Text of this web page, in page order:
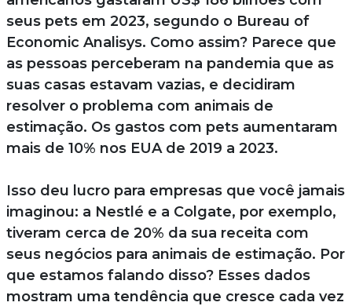
seus pets em 2023, segundo o Bureau of
Economic Analisys. Como assim? Parece que
as pessoas perceberam na pandemia que as
suas casas estavam vazias, e decidiram
resolver o problema com animais de
estimação. Os gastos com pets aumentaram
mais de 10% nos EUA de 2019 a 2023.
Isso deu lucro para empresas que você jamais
imaginou: a Nestlé e a Colgate, por exemplo,
tiveram cerca de 20% da sua receita com
seus negócios para animais de estimação. Por
que estamos falando disso? Esses dados
mostram uma tendência que cresce cada vez